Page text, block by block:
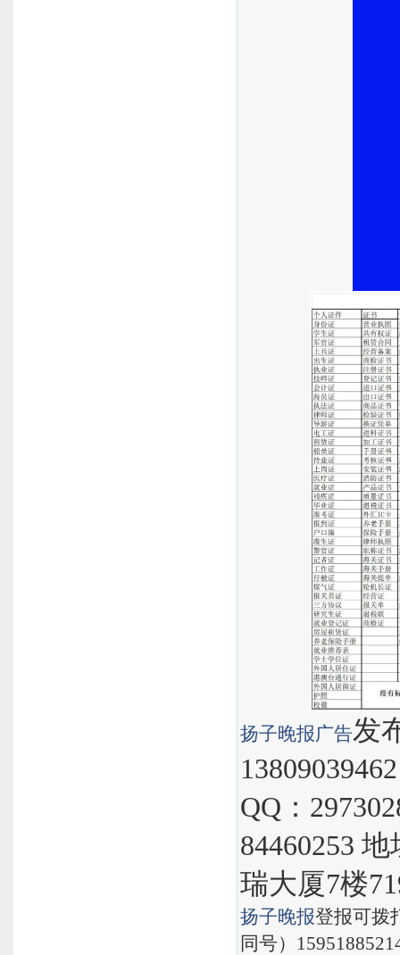
扬子晚报广告发
QQ：
84460253
瑞大厦7楼
扬子晚报登报可拨
同号）